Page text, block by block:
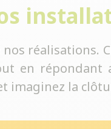
réalisations.
en répondant
imaginez la